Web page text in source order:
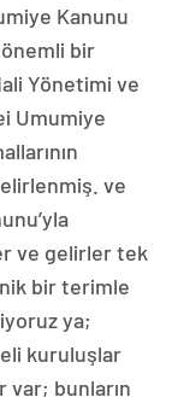
Kanunu
bir
Yönetimi ve
Umumiye
ve
ve gelirler tek
bir terimle
ya;
kuruluşlar
var; bunların